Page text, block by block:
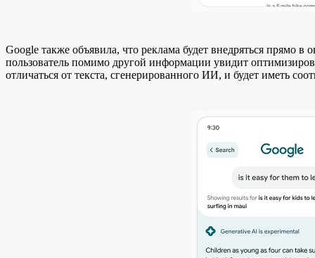
Google также объявила, что реклама будет внедряться прямо
пользователь помимо другой информации увидит
отличаться от текста, сгенерированного ИИ, и будет иметь